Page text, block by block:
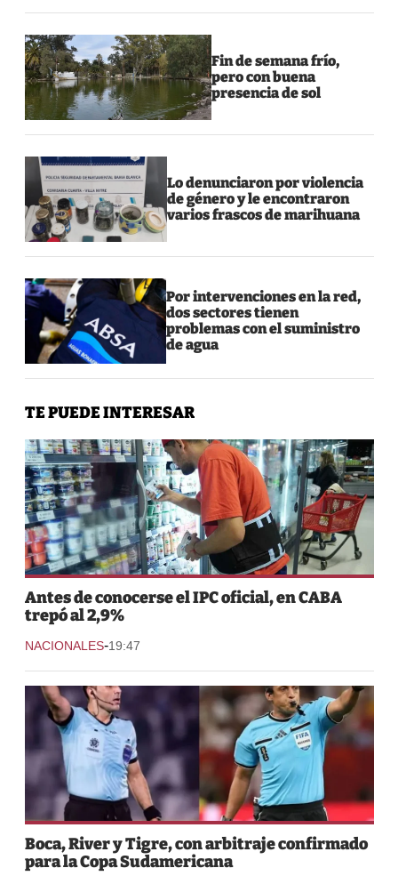
Fin de semana frío,
pero con buena
presencia de sol
Lo denunciaron por violencia
de género y le encontraron
varios frascos de marihuana
Por intervenciones en la red,
dos sectores tienen
problemas con el suministro
de agua
TE PUEDE INTERESAR
Antes de conocerse el IPC oficial, en CABA
trepó al 2,9%
NACIONALES-19:47
Boca, River y Tigre, con arbitraje confirmado
para la Copa Sudamericana